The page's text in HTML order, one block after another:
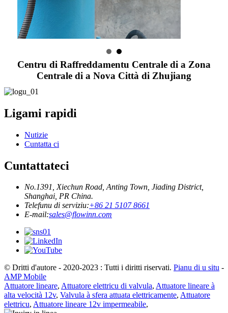
Centru di Raffreddamentu Centrale di a Zona
Centrale di a Nova Città di Zhujiang
Ligami rapidi
Nutizie
Cuntatta ci
Cuntattateci
No.1391, Xiechun Road, Anting Town, Jiading District,
Shanghai, PR China.
Telefunu di serviziu:+86 21 5107 8661
E-mail:sales@flowinn.com
© Dritti d'autore - 2020-2023 : Tutti i diritti riservati. Pianu di u situ -
AMP Mobile
Attuatore lineare, Attuatore elettricu di valvula, Attuatore lineare à
alta velocità 12v, Valvula à sfera attuata elettricamente, Attuatore
elettricu, Attuatore lineare 12v impermeabile,